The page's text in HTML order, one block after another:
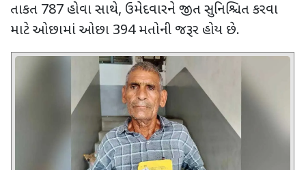
તાકત 787 હોવા સાથે, ઉમેદવારને જીત સુનિશ્ચિત કરવા
માટે ઓછામાં ઓછા 394 મતોની જરૂર હોય છે.